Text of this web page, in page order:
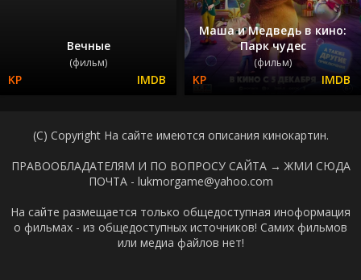
Вечные
(фильм)
Маша и Медведь в кино:
Парк чудес
(фильм)
(C) Copyright На сайте имеются описания кинокартин.
ПРАВООБЛАДАТЕЛЯМ И ПО ВОПРОСУ САЙТА → ЖМИ СЮДА
ПОЧТА - lukmorgame@yahoo.com
На сайте размещается только общедоступная иноформация
о фильмах - из общедоступных источников! Самих фильмов
или медиа файлов нет!